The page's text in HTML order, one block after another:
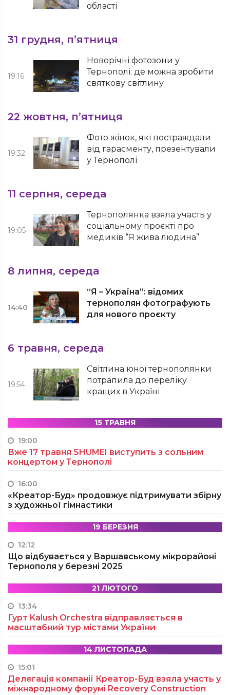
області
31 грудня, п’ятниця
19:16
Новорічні фотозони у
Тернополі: де можна зробити
святкову світлину
22 жовтня, п’ятниця
19:32
Фото жінок, які постраждали
від гарасменту, презентували
у Тернополі
11 серпня, середа
19:05
Тернополянка взяла участь у
соціальному проєкті про
медиків “Я жива людина”
8 липня, середа
14:40
“Я – Україна”: відомих
тернополян фотографують
для нового проєкту
6 травня, середа
19:54
Світлина юної тернополянки
потрапила до переліку
кращих в Україні
15 ТРАВНЯ
19:00
Вже 17 травня SHUMEI виступить з сольним
концертом у Тернополі
16:00
«Креатор-Буд» продовжує підтримувати збірну
з художньої гімнастики
19 БЕРЕЗНЯ
12:12
Що відбувається у Варшавському мікрорайоні
Тернополя у березні 2025
21 ЛЮТОГО
13:34
Гурт Kalush Orchestra відправляється в
масштабний тур містами України
14 ЛИСТОПАДА
15:01
Делегація компанії Креатор-Буд взяла участь у
міжнародному форумі Recovery Construction